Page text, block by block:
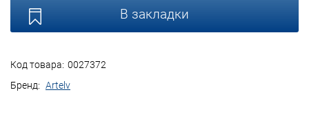
Код товара: 0027372
Бренд: Artelv
В закладки